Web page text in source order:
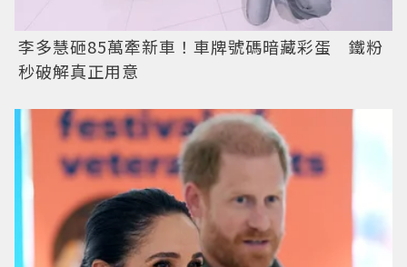
李多慧砸85萬牽新車！車牌號碼暗藏彩蛋 鐵粉
秒破解真正用意